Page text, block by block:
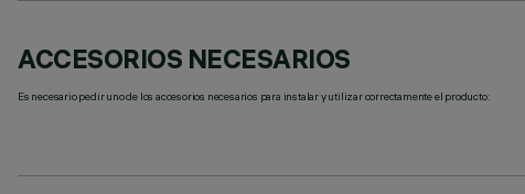
ACCESORIOS NECESARIOS
Es necesario pedir uno de los accesorios necesarios para instalar y utilizar correctamente el producto: